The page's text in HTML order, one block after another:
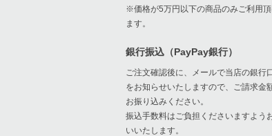
※価格が5万円以下の商品のみご利用頂
ます。
銀行振込（PayPay銀行）
ご注文確認後に、メールで当店の銀行
をお知らせいたしますので、ご請求金
お振り込みください。
振込手数料はご負担くださいますよう
いいたします。